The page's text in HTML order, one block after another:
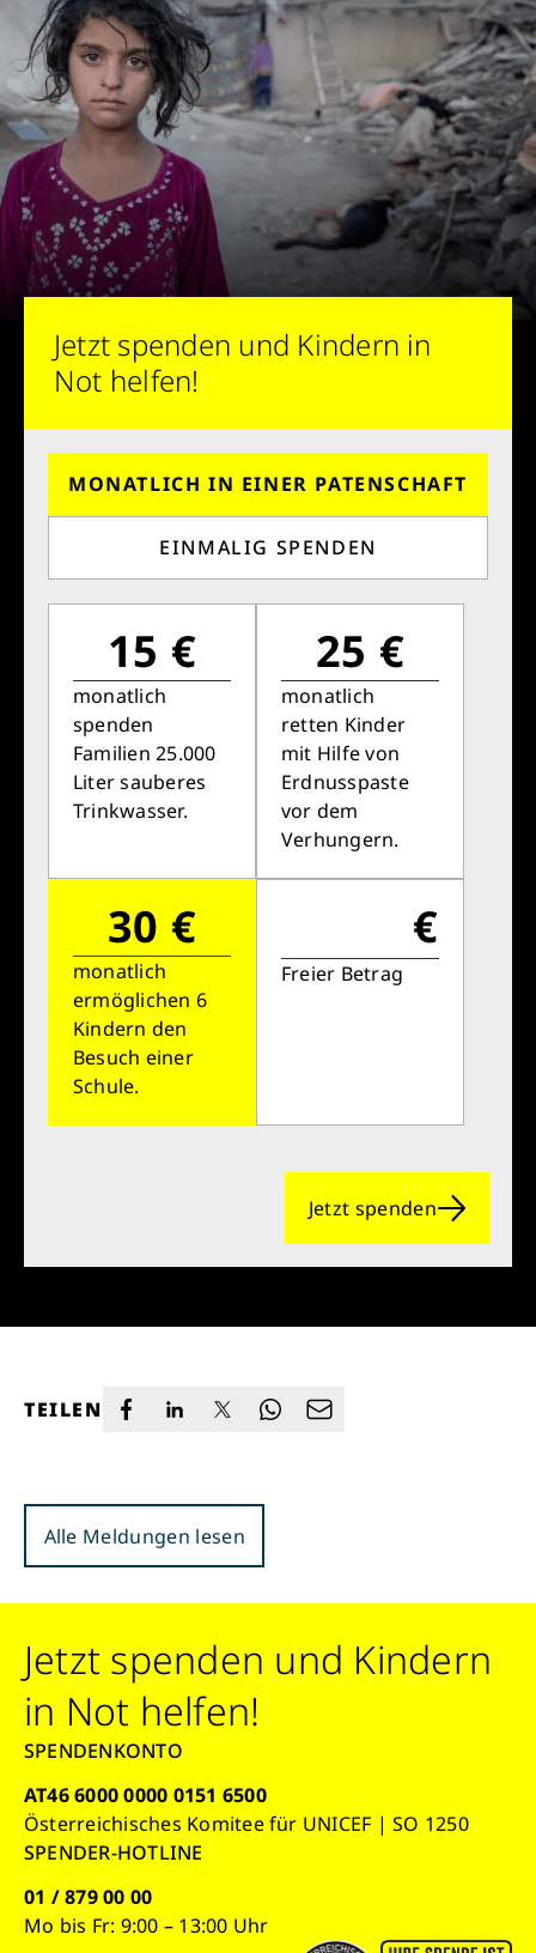
Jetzt spenden und Kindern in
Not helfen!
MONATLICH IN EINER PATENSCHAFT
EINMALIG SPENDEN
15 €
monatlich
spenden
Familien 25.000
Liter sauberes
Trinkwasser.
25 €
monatlich
retten Kinder
mit Hilfe von
Erdnusspaste
vor dem
Verhungern.
30 €
monatlich
ermöglichen 6
Kindern den
Besuch einer
Schule.
€
Freier Betrag
Jetzt spenden
TEILEN
Alle Meldungen lesen
Retten Sie noch heute Leben
bewirken: z.B. monatlich 25.000 Liter
Krankheit, mehr Kindheit, bessere Zukunft.
Jetzt Leben retten
Jetzt spenden und Kindern
in Not helfen!
SPENDENKONTO
AT46 6000 0000 0151 6500
Österreichisches Komitee für UNICEF | SO 1250
SPENDER-HOTLINE
01 / 879 00 00
Mo bis Fr: 9:00 – 13:00 Uhr